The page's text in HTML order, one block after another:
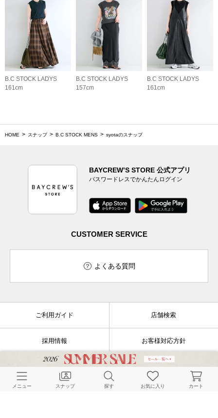
B.C STOCK LADYS
161cm
B.C STOCK LADYS
157cm
B.C STOCK LADYS
161cm
HOME スナップ B.C STOCK MENS syotaのスナップ
BAYCREW’S STORE 公式アプリ
パスワードレスでかんたんログイン
CUSTOMER SERVICE
よくある質問
ご利用ガイド 店舗検索
採用情報 お客様対応方針
利用規約 企業情報
メニュー スナップ 探す お気に入り カート